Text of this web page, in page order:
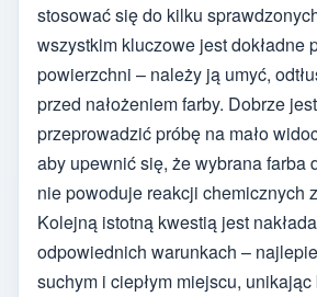
stosować się do kilku
wszystkim kluczowe jest dokładne
powierzchni – należy ją umyć,
przed nałożeniem farby. Dobrze
przeprowadzić próbę na mało
aby upewnić się, że wybrana farba
nie powoduje reakcji chemicznych
Kolejną istotną kwestią jest
odpowiednich warunkach –
suchym i ciepłym miejscu,